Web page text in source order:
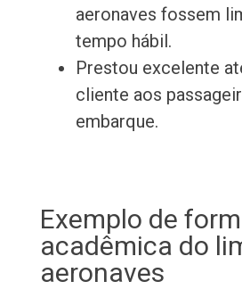
aeronaves fossem
tempo hábil.
Prestou excelente
cliente aos
embarque.
Exemplo de
acadêmica do
aeronaves